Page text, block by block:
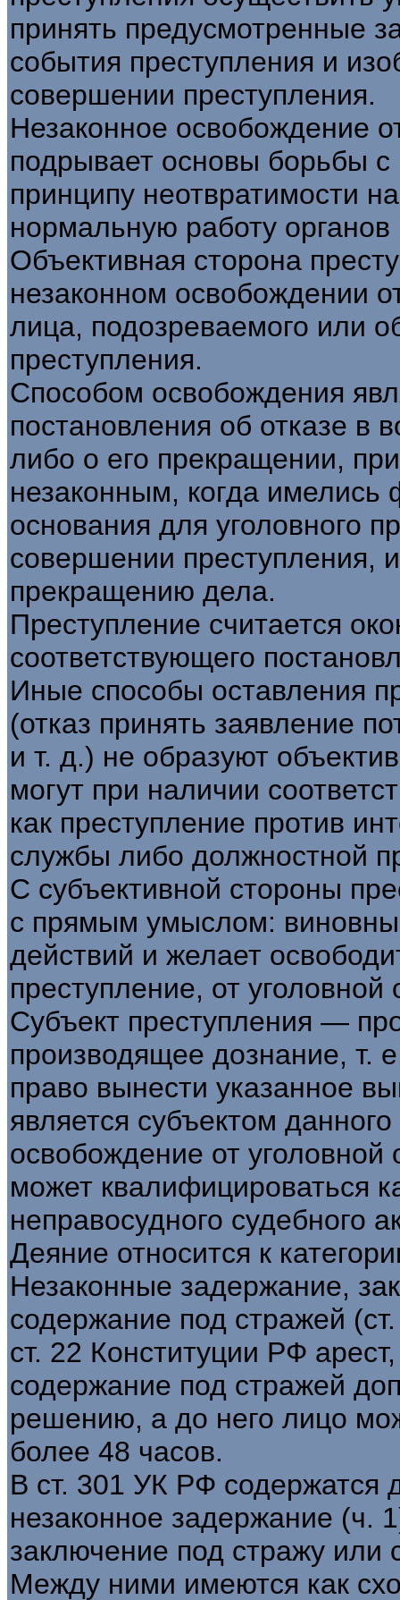
принять предусмотренные
события преступления и
совершении преступления.
Незаконное освобождение
подрывает основы борьбы с
принципу неотвратимости
нормальную работу органов
Объективная сторона
незаконном освобождении
лица, подозреваемого или
преступления.
Способом освобождения
постановления об отказе в
либо о его прекращении,
незаконным, когда имелись
основания для уголовного
совершении преступления,
прекращению дела.
Преступление считается
соответствующего
Иные способы оставления
(отказ принять заявление
и т. д.) не образуют
могут при наличии
как преступление против
службы либо должностной
С субъективной стороны
с прямым умыслом:
действий и желает
преступление, от уголовной
Субъект преступления —
производящее дознание, т.
право вынести указанное
является субъектом
освобождение от уголовной
может квалифицироваться
неправосудного судебного
Деяние относится к
Незаконные задержание,
содержание под стражей
ст. 22 Конституции РФ
содержание под стражей
решению, а до него лицо
более 48 часов.
В ст. 301 УК РФ содержатся
незаконное задержание (ч.
заключение под стражу или
Между ними имеются как